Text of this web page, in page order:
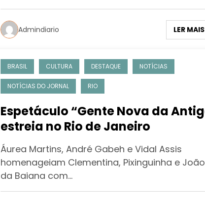
Admindiario LER MAIS
BRASIL CULTURA DESTAQUE NOTÍCIAS
NOTÍCIAS DO JORNAL RIO
Espetáculo “Gente Nova da Antiga”
estreia no Rio de Janeiro
Áurea Martins, André Gabeh e Vidal Assis
homenageiam Clementina, Pixinguinha e João
da Baiana com…